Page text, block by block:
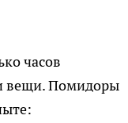
часов
вещи. Помидоры